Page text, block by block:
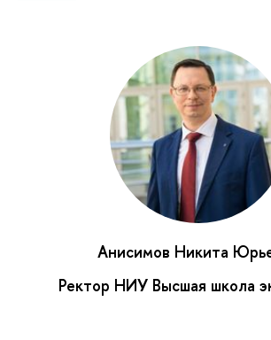
Анисимов Никита
Ректор НИУ Высшая школа